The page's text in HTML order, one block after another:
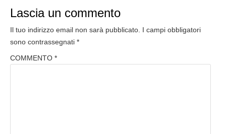
Lascia un commento
Il tuo indirizzo email non sarà pubblicato. I campi obbligatori
sono contrassegnati *
COMMENTO *